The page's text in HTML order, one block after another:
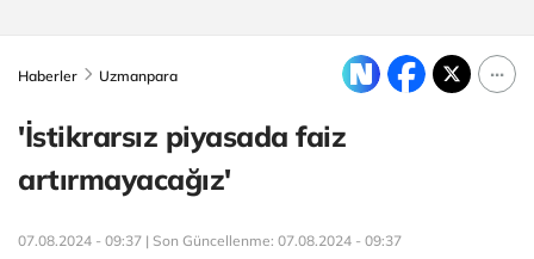
Haberler Uzmanpara
'İstikrarsız piyasada faiz
artırmayacağız'
07.08.2024 - 09:37 | Son Güncellenme: 07.08.2024 - 09:37